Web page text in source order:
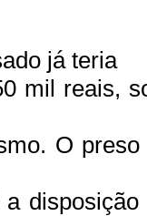
já teria
mil reais,
O